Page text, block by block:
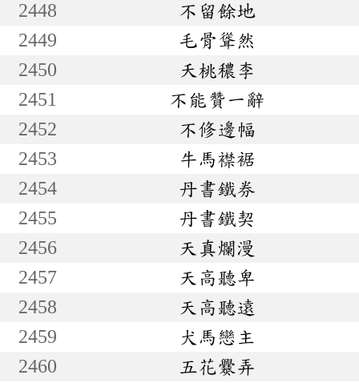
2448
不留餘地
2449
毛骨聳然
2450
夭桃穠李
2451
不能贊一辭
2452
不修邊幅
2453
牛馬襟裾
2454
丹書鐵券
2455
丹書鐵契
2456
天真爛漫
2457
天高聽卑
2458
天高聽遠
2459
犬馬戀主
2460
五花爨弄